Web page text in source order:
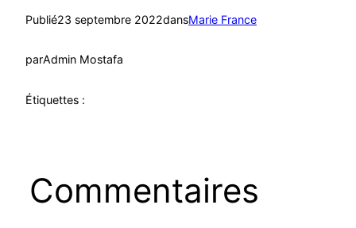
Publié23 septembre 2022dansMarie France
parAdmin Mostafa
Étiquettes :
Commentaires